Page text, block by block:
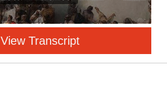
View Transcript